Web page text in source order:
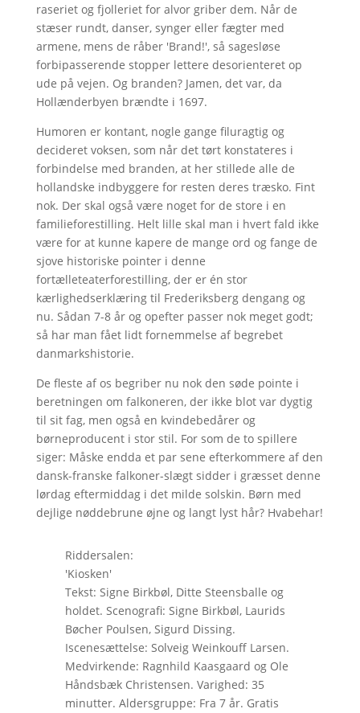
raseriet og fjolleriet for alvor griber dem. Når de
stæser rundt, danser, synger eller fægter med
armene, mens de råber 'Brand!', så sagesløse
forbipasserende stopper lettere desorienteret op
ude på vejen. Og branden? Jamen, det var, da
Hollænderbyen brændte i 1697.
Humoren er kontant, nogle gange filuragtig og
decideret voksen, som når det tørt konstateres i
forbindelse med branden, at her stillede alle de
hollandske indbyggere for resten deres træsko. Fint
nok. Der skal også være noget for de store i en
familieforestilling. Helt lille skal man i hvert fald ikke
være for at kunne kapere de mange ord og fange de
sjove historiske pointer i denne
fortælleteaterforestilling, der er én stor
kærlighedserklæring til Frederiksberg dengang og
nu. Sådan 7-8 år og opefter passer nok meget godt;
så har man fået lidt fornemmelse af begrebet
danmarkshistorie.
De fleste af os begriber nu nok den søde pointe i
beretningen om falkoneren, der ikke blot var dygtig
til sit fag, men også en kvindebedårer og
børneproducent i stor stil. For som de to spillere
siger: Måske endda et par sene efterkommere af den
dansk-franske falkoner-slægt sidder i græsset denne
lørdag eftermiddag i det milde solskin. Børn med
dejlige nøddebrune øjne og langt lyst hår? Hvabehar!
Riddersalen:
'Kiosken'
Tekst: Signe Birkbøl, Ditte Steensballe og
holdet. Scenografi: Signe Birkbøl, Laurids
Bøcher Poulsen, Sigurd Dissing.
Iscenesættelse: Solveig Weinkouff Larsen.
Medvirkende: Ragnhild Kaasgaard og Ole
Håndsbæk Christensen. Varighed: 35
minutter. Aldersgruppe: Fra 7 år. Gratis